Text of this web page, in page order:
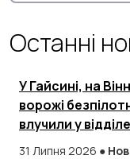
Останні
У Гайсині, на
ворожі
влучили у
Нової пошти
31 Липня 2026 ●